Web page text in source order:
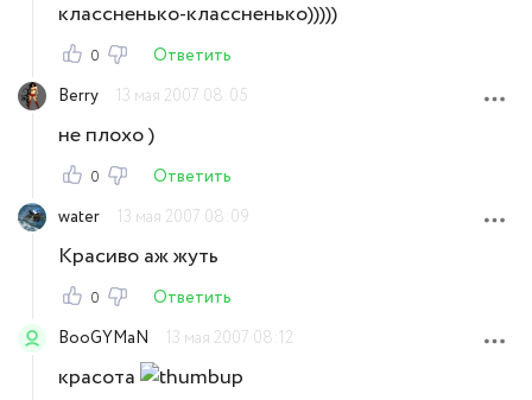
классненько-классненько)))))
0
Ответить
Berry
13 мая 2007 08:05
не плохо )
0
Ответить
water
13 мая 2007 08:09
Красиво аж жуть
0
Ответить
BooGYMaN
13 мая 2007 08:12
красота